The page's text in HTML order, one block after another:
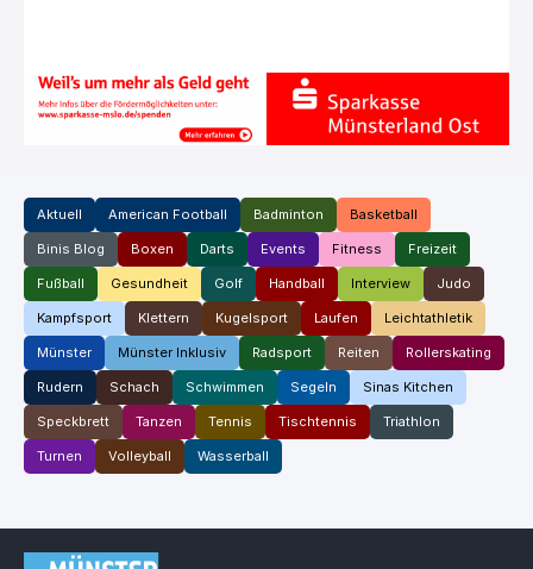
Aktuell American Football Badminton Basketball
Binis Blog Boxen Darts Events Fitness Freizeit
Fußball Gesundheit Golf Handball Interview Judo
Kampfsport Klettern Kugelsport Laufen Leichtathletik
Münster Münster Inklusiv Radsport Reiten Rollerskating
Rudern Schach Schwimmen Segeln Sinas Kitchen
Speckbrett Tanzen Tennis Tischtennis Triathlon
Turnen Volleyball Wasserball